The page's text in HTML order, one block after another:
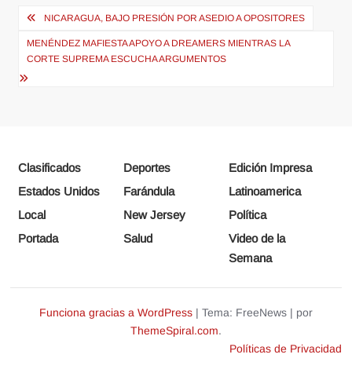
Navegación
de
entradas
NICARAGUA, BAJO PRESIÓN POR ASEDIO A OPOSITORES
MENÉNDEZ MAFIESTA APOYO A DREAMERS MIENTRAS LA
CORTE SUPREMA ESCUCHA ARGUMENTOS
Clasificados Deportes
Edición Impresa
Estados Unidos
Farándula
Latinoamerica
Local
New Jersey
Política
Portada
Salud
Video de la
Semana
Funciona gracias a WordPress | Tema: FreeNews | por
ThemeSpiral.com.
Políticas de Privacidad